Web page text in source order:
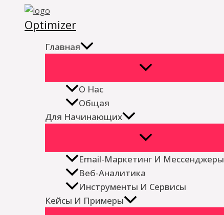
Перейти
Optimizer
Главная
О Нас
Общая
Для Начинающих
Email-Маркетинг И Мессенджеры
Веб-Аналитика
Инструменты И Сервисы
Кейсы И Примеры